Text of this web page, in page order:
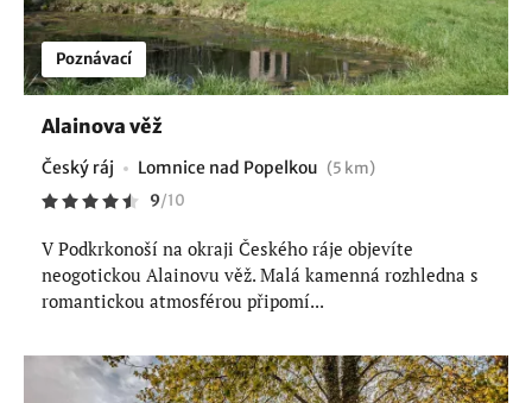
Poznávací
Alainova věž
Český ráj Lomnice nad Popelkou (5 km)
9/10
V Podkrkonoší na okraji Českého ráje objevíte
neogotickou Alainovu věž. Malá kamenná rozhledna s
romantickou atmosférou připomí...